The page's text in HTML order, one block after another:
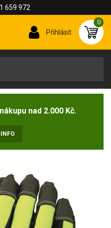
659 972
Přihlásit
0
nad 2.000 Kč.